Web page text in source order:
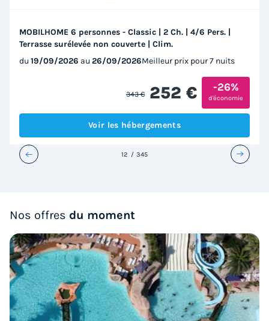
MOBILHOME 6 personnes - Classic | 2 Ch. | 4/6 Pers. |
Terrasse surélevée non couverte | Clim.
du 19/09/2026 au 26/09/2026Meilleur prix pour 7 nuits
343 € 252 € -26%
d'économie
Voir les hébergements
12 345
Nos offres du moment